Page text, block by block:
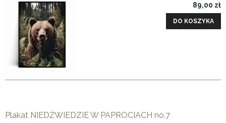
89,00 zł
DO KOSZYKA
Plakat NIEDŹWIEDZIE W PAPROCIACH no.7